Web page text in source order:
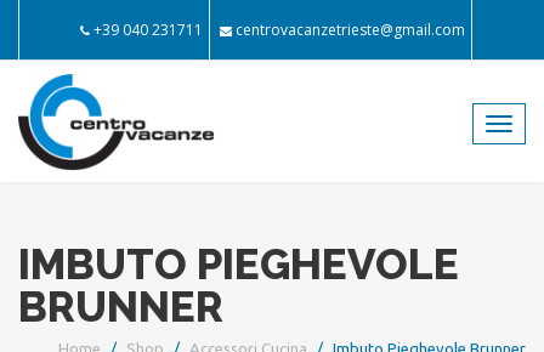
+39 040 231711 centrovacanzetrieste@gmail.com
IMBUTO PIEGHEVOLE
BRUNNER
Home Shop Accessori Cucina Imbuto Pieghevole Brunner